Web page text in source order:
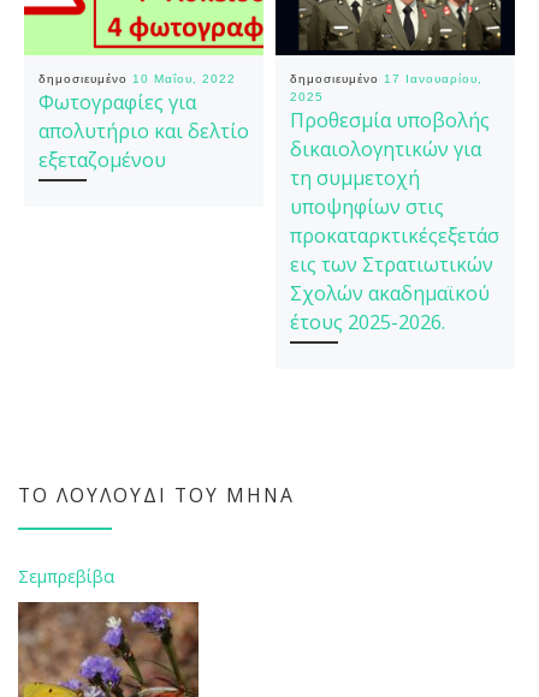
δημοσιευμένο 10 Μαΐου, 2022
Φωτογραφίες για
απολυτήριο και δελτίο
εξεταζομένου
δημοσιευμένο
17 Ιανουαρίου,
2025
Προθεσμία υποβολής
δικαιολογητικών για
τη συμμετοχή
υποψηφίων στις
προκαταρκτικέςεξετάσ
εις των Στρατιωτικών
Σχολών ακαδημαϊκού
έτους 2025-2026.
ΤΟ ΛΟΥΛΟΎΔΙ ΤΟΥ ΜΉΝΑ
Σεμπρεβίβα